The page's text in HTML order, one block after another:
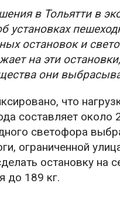
в Тольятти в
установках
остановок и
на эти
они
что
составляет
светофора
ограниченной
остановку
до 189 кг.